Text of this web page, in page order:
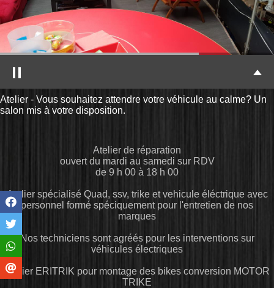
Atelier - Vous souhaitez attendre votre véhicule au calme? Un
salon mis à votre disposition.
Atelier de réparation
ouvert du mardi au samedi sur RDV
de 9 h 00 à 18 h 00
Atelier spécialisé Quad, ssv, trike et vehicule éléctrique avec
personnel formé spéciquement pour l'entretien de nos
marques
Nos techniciens sont agréés pour les interventions sur
véhicules électriques
Atelier ERITRIK pour montage des bikes conversion MOTOR
TRIKE